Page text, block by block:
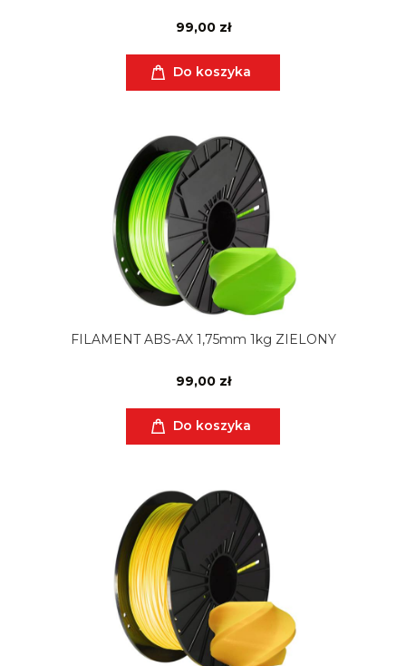
99,00 zł
Do koszyka
FILAMENT ABS-AX 1,75mm 1kg ZIELONY
99,00 zł
Do koszyka